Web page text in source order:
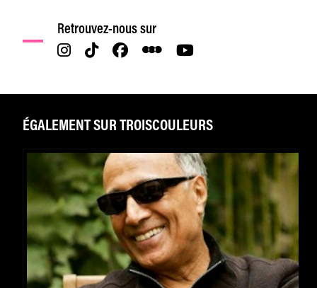
Retrouvez-nous sur
ÉGALEMENT SUR TROISCOULEURS